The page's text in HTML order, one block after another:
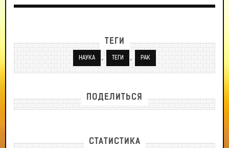
ТЕГИ
НАУКА , ТЕГИ , РАК
ПОДЕЛИТЬСЯ
СТАТИСТИКА